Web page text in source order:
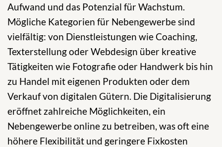
Aufwand und das Potenzial für Wachstum.
Mögliche Kategorien für Nebengewerbe sind
vielfältig: von Dienstleistungen wie Coaching,
Texterstellung oder Webdesign über kreative
Tätigkeiten wie Fotografie oder Handwerk bis hin
zu Handel mit eigenen Produkten oder dem
Verkauf von digitalen Gütern. Die Digitalisierung
eröffnet zahlreiche Möglichkeiten, ein
Nebengewerbe online zu betreiben, was oft eine
höhere Flexibilität und geringere Fixkosten